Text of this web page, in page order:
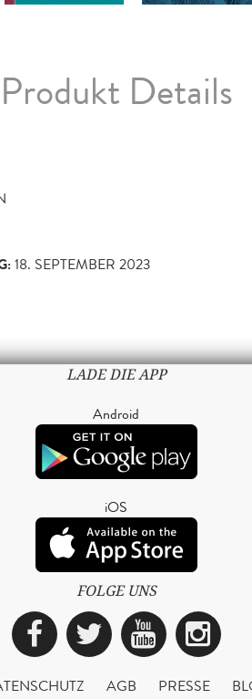
Produkt Details
18. SEPTEMBER 2023
LADE DIE APP
Android
iOS
FOLGE UNS
Facebook
Twitter
AGB PRESSE